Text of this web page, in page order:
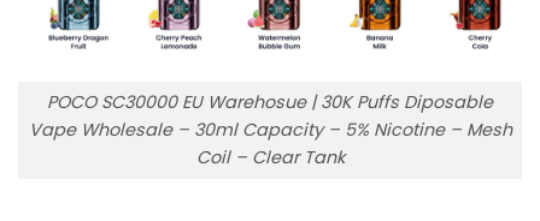
POCO SC30000 EU Warehosue | 30K Puffs Diposable
Vape Wholesale – 30ml Capacity – 5% Nicotine – Mesh
Coil – Clear Tank